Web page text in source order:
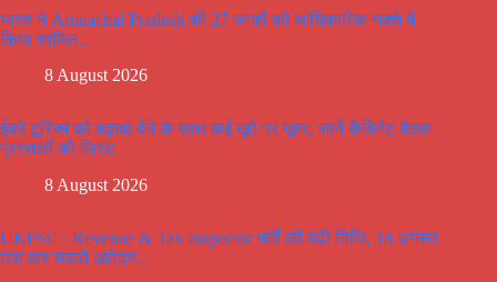
भारत ने Arunachal Pradesh की 27 जगहों को आधिकारिक नक्शे में
किया शामिल..
8 August 2026
ईको टूरिज्म को बढ़ावा देने के साथ कई मूद्दो पर मूहर, जानें कैबिनेट बैठक
प्रस्तावों की लिस्ट
8 August 2026
UKPSC : Revenue & Tax Inspector भर्ती की बढ़ी तिथि, 18 अगस्त
तक कर सकते आवेदन..